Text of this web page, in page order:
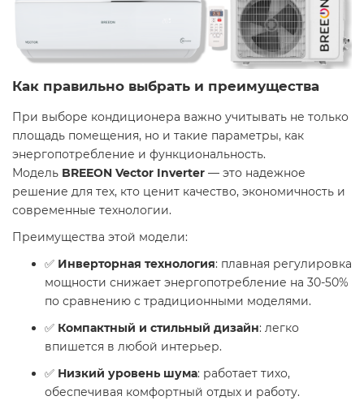
Как правильно выбрать и преимущества
При выборе кондиционера важно учитывать не только
площадь помещения, но и такие параметры, как
энергопотребление и функциональность.
Модель BREEON Vector Inverter — это надежное
решение для тех, кто ценит качество, экономичность и
современные технологии.
Преимущества этой модели:
✅ Инверторная технология: плавная регулировка
мощности снижает энергопотребление на 30-50%
по сравнению с традиционными моделями.
✅ Компактный и стильный дизайн: легко
впишется в любой интерьер.
✅ Низкий уровень шума: работает тихо,
обеспечивая комфортный отдых и работу.